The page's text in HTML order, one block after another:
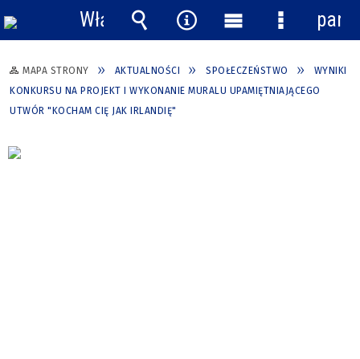
MAPA STRONY AKTUALNOŚCI SPOŁECZEŃSTWO
WYNIKI
KONKURSU NA PROJEKT I WYKONANIE MURALU UPAMIĘTNIAJĄCEGO
UTWÓR "KOCHAM CIĘ JAK IRLANDIĘ"
Włącz
powiadomienia
Wyszukiwarka
Narzędzia
Menu
główne
Menu
panel